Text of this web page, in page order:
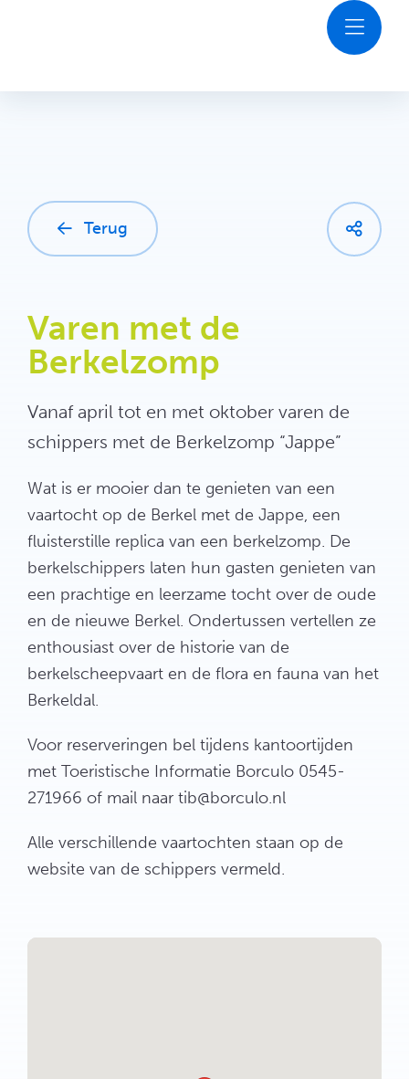
Terug
Varen met de
Berkelzomp
Vanaf april tot en met oktober varen de
schippers met de Berkelzomp “Jappe”
Wat is er mooier dan te genieten van een
vaartocht op de Berkel met de Jappe, een
fluisterstille replica van een berkelzomp. De
berkelschippers laten hun gasten genieten van
een prachtige en leerzame tocht over de oude
en de nieuwe Berkel. Ondertussen vertellen ze
enthousiast over de historie van de
berkelscheepvaart en de flora en fauna van het
Berkeldal.
Voor reserveringen bel tijdens kantoortijden
met Toeristische Informatie Borculo 0545-
271966 of mail naar tib@borculo.nl
Alle verschillende vaartochten staan op de
website van de schippers vermeld.
Plan je bezoek